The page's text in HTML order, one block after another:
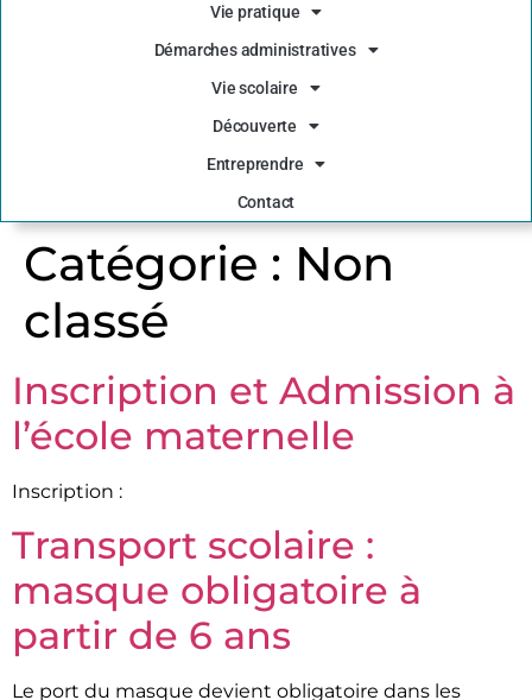
Vie pratique
Démarches administratives
Vie scolaire
Découverte
Entreprendre
Contact
Catégorie : Non
classé
Inscription et Admission à
l’école maternelle
Inscription :
Transport scolaire :
masque obligatoire à
partir de 6 ans
Le port du masque devient obligatoire dans les